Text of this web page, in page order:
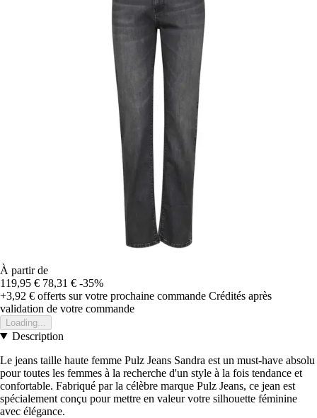
À partir de
119,95 € 78,31 € -35%
+3,92 € offerts sur votre prochaine commande Crédités après
validation de votre commande
Loading...
Description
Le jeans taille haute femme Pulz Jeans Sandra est un must-have absolu
pour toutes les femmes à la recherche d'un style à la fois tendance et
confortable. Fabriqué par la célèbre marque Pulz Jeans, ce jean est
spécialement conçu pour mettre en valeur votre silhouette féminine
avec élégance.